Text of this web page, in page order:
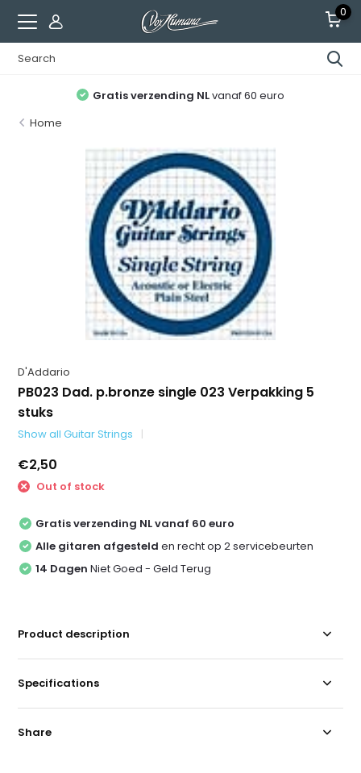
0
Gratis verzending NLvanaf 60 euro
Home
D'Addario
PB023 Dad. p.bronze single 023 Verpakking 5
stuks
Show all Guitar Strings
€2,50
Out of stock
Gratis verzending NL vanaf 60 euro
Alle gitaren afgesteld en recht op 2 servicebeurten
14 Dagen Niet Goed - Geld Terug
Product description
Specifications
Share